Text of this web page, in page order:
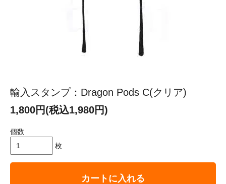
輸入スタンプ：Dragon Pods C(クリア)
1,800円(税込1,980円)
個数
枚
カートに入れる